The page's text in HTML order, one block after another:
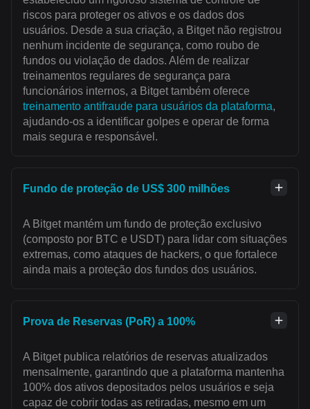
riscos para proteger os ativos e os dados dos
usuários. Desde a sua criação, a Bitget não registrou
nenhum incidente de segurança, como roubo de
fundos ou violação de dados. Além de realizar
treinamentos regulares de segurança para
funcionários internos, a Bitget também oferece
treinamento antifraude para usuários da plataforma,
ajudando-os a identificar golpes e operar de forma
mais segura e responsável.
Fundo de proteção de US$ 300 milhões
A Bitget mantém um fundo de proteção exclusivo
(composto por BTC e USDT) para lidar com situações
extremas, como ataques de hackers, o que fortalece
ainda mais a proteção dos fundos dos usuários.
Prova de Reservas (PoR) a 100%
A Bitget publica relatórios de reservas atualizados
mensalmente, garantindo que a plataforma mantenha
100% dos ativos depositados pelos usuários e seja
capaz de cobrir todas as retiradas, mesmo em um